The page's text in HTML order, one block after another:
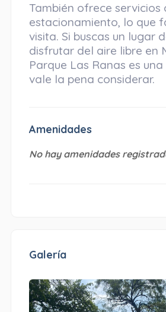
También ofrece servicios
estacionamiento, lo que
visita. Si buscas un lugar
disfrutar del aire libre en
Parque Las Ranas es
vale la pena considerar.
Amenidades
No hay amenidades
Galería